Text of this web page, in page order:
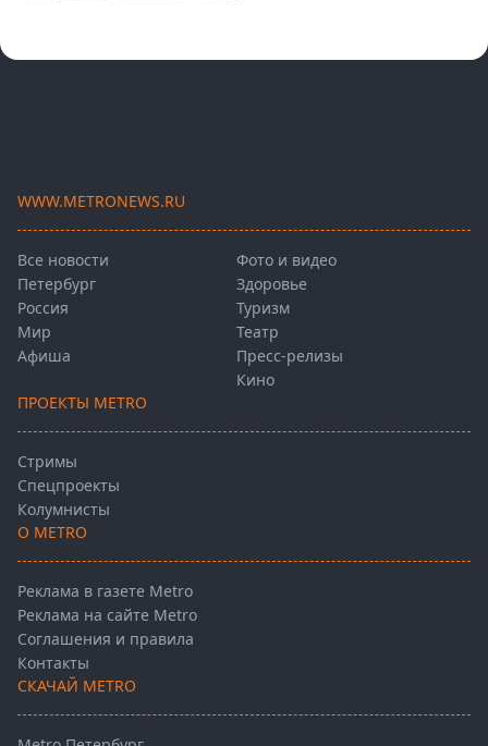
WWW.METRONEWS.RU
Все новости
Петербург
Россия
Мир
Афиша
Фото и видео
Здоровье
Туризм
Театр
Пресс-релизы
Кино
ПРОЕКТЫ METRO
Стримы
Спецпроекты
Колумнисты
О METRO
Реклама в газете Metro
Реклама на сайте Metro
Соглашения и правила
Контакты
СКАЧАЙ METRO